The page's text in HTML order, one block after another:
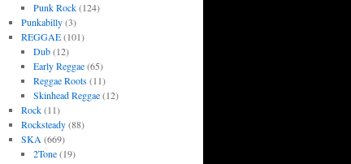
Punk Rock(124)
Punkabilly(3)
REGGAE(101)
Dub(12)
Early Reggae(65)
Reggae Roots(11)
Skinhead Reggae(12)
Rock(11)
Rocksteady(88)
SKA (669)
2Tone(19)